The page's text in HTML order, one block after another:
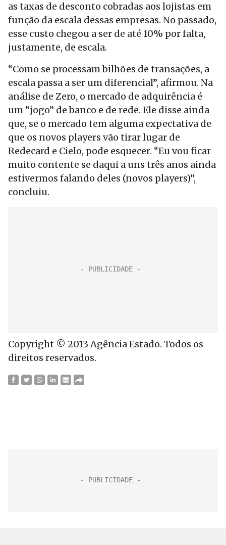
as taxas de desconto cobradas aos lojistas em
função da escala dessas empresas. No passado,
esse custo chegou a ser de até 10% por falta,
justamente, de escala.
“Como se processam bilhões de transações, a
escala passa a ser um diferencial”, afirmou. Na
análise de Zero, o mercado de adquirência é
um “jogo” de banco e de rede. Ele disse ainda
que, se o mercado tem alguma expectativa de
que os novos players vão tirar lugar de
Redecard e Cielo, pode esquecer. “Eu vou ficar
muito contente se daqui a uns três anos ainda
estivermos falando deles (novos players)”,
concluiu.
Copyright © 2013 Agência Estado. Todos os
direitos reservados.